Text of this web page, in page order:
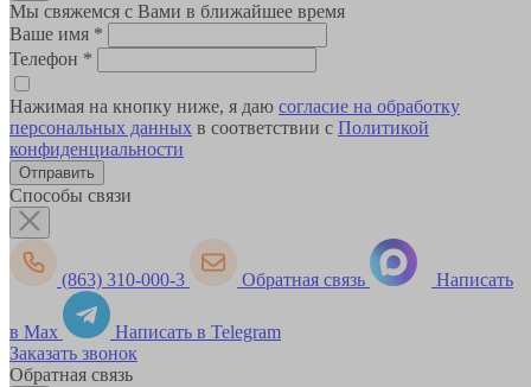
Мы свяжемся с Вами в ближайшее время
Ваше имя *
Телефон *
Нажимая на кнопку ниже, я даю согласие на обработку
персональных данных в соответствии с Политикой
конфиденциальности
Способы связи
(863) 310-000-3 Обратная связь Написать
в Max
Написать в Telegram
Заказать звонок
Обратная связь